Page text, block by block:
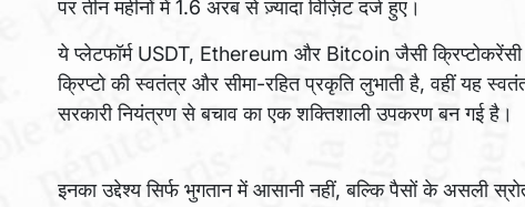
पर तीन महीनों में 1.6 अरब से ज़्यादा विज़िट दर्ज हुए।
ये प्लेटफॉर्म USDT, Ethereum और Bitcoin जैसी
क्रिप्टो की स्वतंत्र और सीमा-रहित प्रकृति लुभाती है, वहीं यह
सरकारी नियंत्रण से बचाव का एक शक्तिशाली उपकरण बन गई है।
इनका उद्देश्य सिर्फ भुगतान में आसानी नहीं, बल्कि पैसों के असली